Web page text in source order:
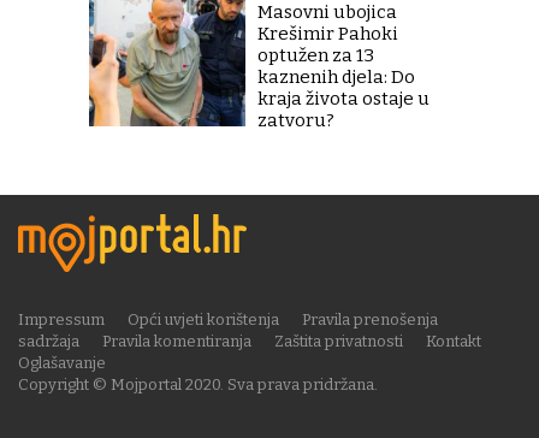
Masovni ubojica
Krešimir Pahoki
optužen za 13
kaznenih djela: Do
kraja života ostaje u
zatvoru?
Copyright © Mojportal 2020. Sva prava pridržana.
Impressum Opći uvjeti korištenja
Pravila prenošenja
sadržaja
Pravila komentiranja Zaštita privatnosti
Kontakt
Oglašavanje